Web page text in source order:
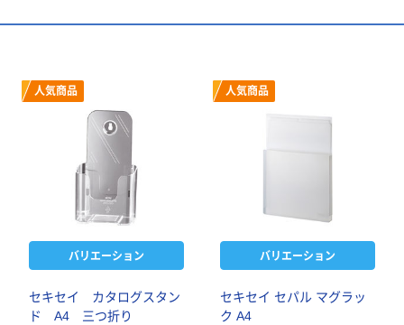
人気商品
バリエーション
セキセイ カタログスタン
ド A4 三つ折り
人気商品
バリエーション
セキセイ セパル マグラッ
ク A4